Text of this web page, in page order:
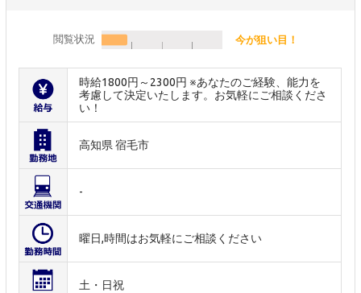
閲覧状況 今が狙い目！
時給1800円～2300円 ※あなたのご経験、能力を
考慮して決定いたします。お気軽にご相談くださ
い！
高知県 宿毛市
-
曜日,時間はお気軽にご相談ください
土・日祝